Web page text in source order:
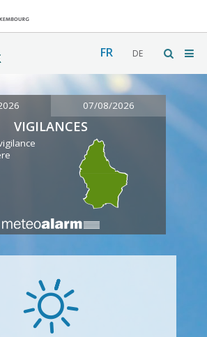
FR DE
07/08/2026
VIGILANCES